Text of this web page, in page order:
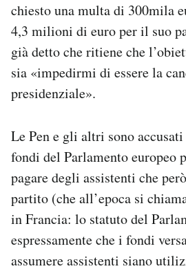
chiesto una multa di 300mila
4,3 milioni di euro per il suo
già detto che ritiene che
sia «impedirmi di essere la
presidenziale».
Le Pen e gli altri sono
fondi del Parlamento europeo
pagare degli assistenti che
partito (che all’epoca si
in Francia: lo statuto del
espressamente che i fondi
assumere assistenti siano